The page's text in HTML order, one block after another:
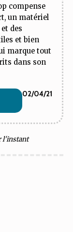
compense
un matériel
des
et bien
marque tout
dans son
02/04/21
l'instant